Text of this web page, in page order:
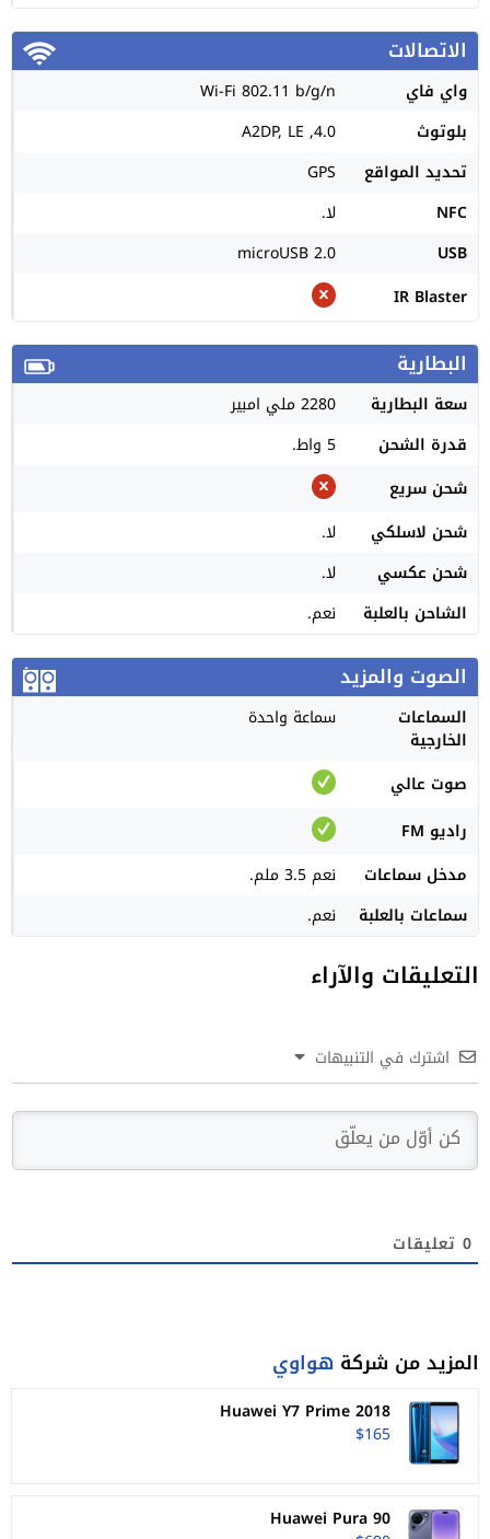
الاتصالات
واي فاي
Wi-Fi 802.11 b/g/n
بلوتوث
4.0, A2DP, LE
تحديد المواقع
GPS
NFC
لا.
USB
microUSB 2.0
IR Blaster
البطارية
سعة البطارية
2280 ملي امبير
قدرة الشحن
5 واط.
شحن سريع
شحن لاسلكي
لا.
شحن عكسي
لا.
الشاحن بالعلبة
نعم.
الصوت والمزيد
السماعات
الخارجية
سماعة واحدة
صوت عالي
راديو FM
مدخل سماعات
نعم 3.5 ملم.
سماعات بالعلبة
نعم.
التعليقات والآراء
اشترك في التنبيهات
0 تعليقات
المزيد من شركة هواوي
Huawei Y7 Prime 2018
$165
Huawei Pura 90